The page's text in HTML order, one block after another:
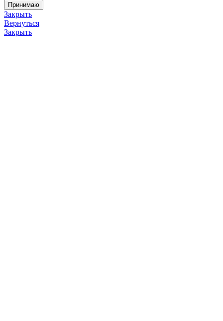
Принимаю
Закрыть
Вернуться
Закрыть